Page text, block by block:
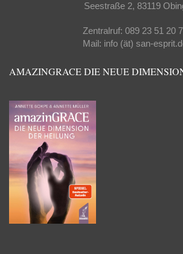
Seestraße 2, 83119
Zentralruf: 089 23 51 20
Mail: info (ät) san-
AMAZINGRACE DIE NEUE